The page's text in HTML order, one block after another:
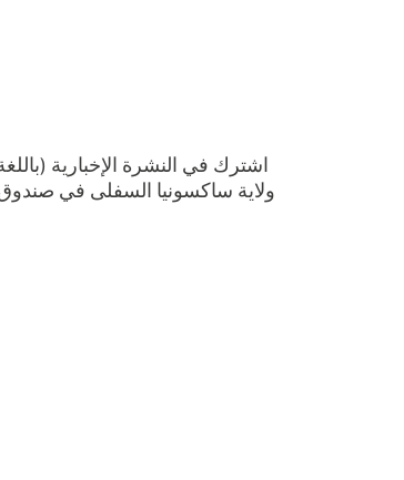
اشترك في النشرة الإخبارية
ولاية ساكسونيا السفلى في صندوق